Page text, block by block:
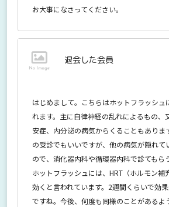
お大事になさってください。
退会した会員
はじめまして。こちらはホットフラッシュ
れます。主に自律神経の乱れによるもの、
安症、内分泌の病気からくることもありま
の受診でもいいですが、他の病気が隠れて
ので、消化器内科や循環器内科で診てもら
ホットフラッシュには、HRT（ホルモン補
効くと言われています。2週間くらいで効
ですね。今後、何度も同様のことがあるよ